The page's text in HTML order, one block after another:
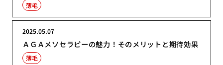
薄毛
ＡＧＡメソセラピーの魅力！そのメリットと期待効果
2025.05.07
薄毛